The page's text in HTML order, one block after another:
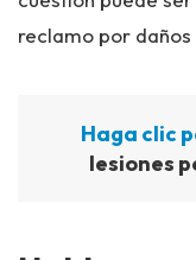
reclamo por
Haga clic
lesiones